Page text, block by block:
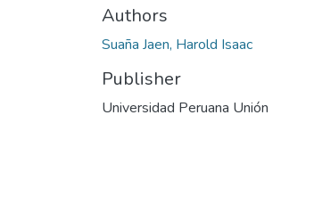
Authors
Suaña Jaen, Harold Isaac
Publisher
Universidad Peruana Unión